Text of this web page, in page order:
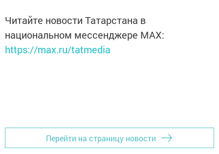
Читайте новости Татарстана в
национальном мессенджере MАХ:
https://max.ru/tatmedia
Перейти на страницу новости